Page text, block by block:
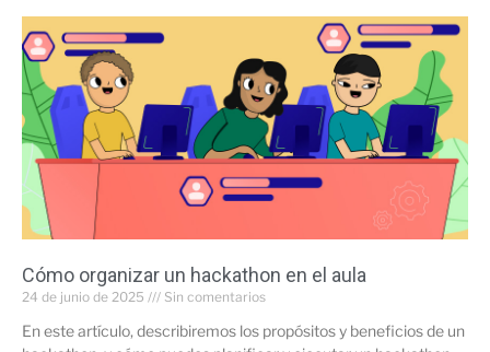
Cómo organizar un hackathon en el aula
24 de junio de 2025 Sin comentarios
En este artículo, describiremos los propósitos y beneficios de un